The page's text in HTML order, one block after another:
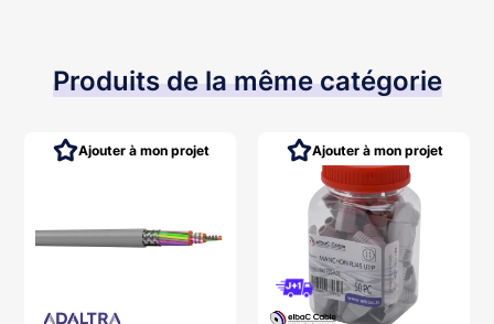
Produits de la même catégorie
Ajouter à mon projet Ajouter à mon projet